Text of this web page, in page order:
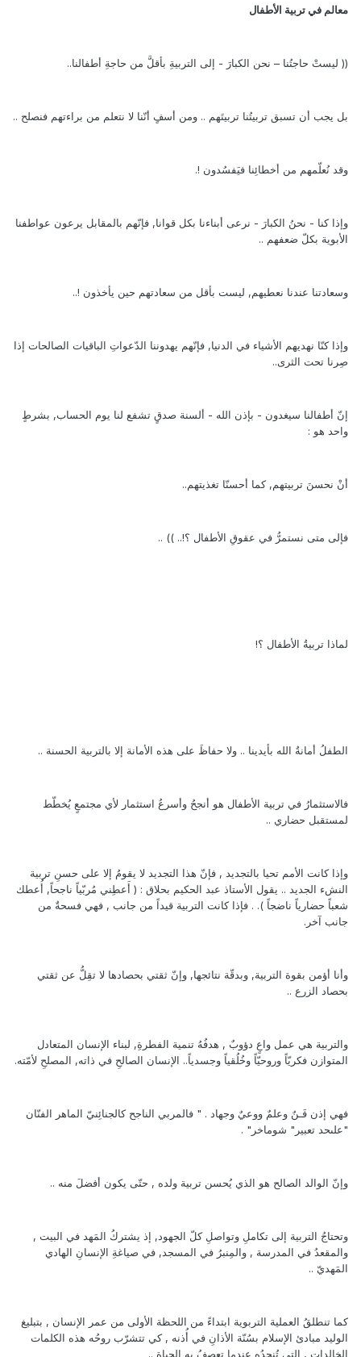
معالم في تربية الأطفال
(( ليستْ حاجتُنا – نحن الكبارَ - إلى التربيةِ بأقلَّ من حاجةِ أطفالنا..
بل يجب أن تسبق تربيتُنا تربيتَهم .. ومن أسفٍ أنّنا لا نتعلم من براءتهم فنصلح ..
وقد نُعلّمهم من أخطائِنا فيَفسُدون !.
وإذا كنا - نحنُ الكبارَ - نرعى أبناءنا بكل قوانا, فإنّهم بالمقابل يرعون عواطفنا
الأبوية بكلّ ضعفهم ..
وسعادتنا عندنا نعطيهم, ليست بأقل من سعادتهم حين يأخذون !..
وإذا كنّا نهديهم الأشياء في الدنيا, فإنّهم يهدوننا الدّعواتِ الباقيات الصالحات إذا
صِرنا تحت الثرى..
إنّ أطفالنا سيغدون - بإذن الله - ألسنة صدقٍ تشفع لنا يوم الحساب, بشرطٍ
واحد هو :
أنْ نحسنَ تربيتهم, كما أحسنّا تغذيتهم..
فإلى متى نستمرُّ في عقوقِ الأطفال ؟!.. )) ..
لماذا تربيةُ الأطفال ؟!
الطفلُ أمانةُ الله بأيدينا .. ولا حفاظَ على هذه الأمانة إلا بالتربية الحسنة ..
فالاستثمارُ في تربية الأطفال هو أنجحُ وأسرعُ استثمار لأي مجتمعٍ يُخطّط
لمستقبل حضاري ..
وإذا كانت الأمم تحيا بالتجديد , فإنّ هذا التجديد لا يقومُ إلا على حسنِ تربية
النشء الجديد .. يقول الأستاذ عبد الحكيم بحلاق : ( أَعطِني مُربّياً ناجحاً, أُعطك
شعباً حضارياً ناضجاً ). . فإذا كانت التربية قيداً من جانب , فهي فسحةٌ من
جانب آخر.
وأنا أؤمن بقوة التربية, وبدقّة نتائجها, وإنّ ثقتي بحصادها لا تقِلُّ عن ثقتي
بحصاد الزرع ..
والتربية هي عمل واعٍ دؤوبٌ , هدفُهُ تنمية الفطرةِ, لبناء الإنسان المتعادل
المتوازن فكريّاً وروحيّاً وخُلُقياً وجسدياً.. الإنسان الصالحِ في ذاته, المصلحِ لأمّته.
فهي إذن فَـنٌ وعلمٌ ووعيٌ وجهاد . " فالمربي الناجح كالجنائِنيّ الماهر الفنّان
"علىحد تعبير" شوماخر" .
وإنّ الوالد الصالح هو الذي يُحسن تربية ولده , حتّى يكون أفضلَ منه ..
وتحتاجُ التربية إلى تكاملِ وتواصلِ كلّ الجهود, إذ يشتركُ المَهد في البيت ,
والمقعدُ في المدرسة , والمِنبرُ في المسجد, في صياغةِ الإنسانِ الهادي
المَهديّ ..
كما تنطلقُ العملية التربوية ابتداءً من اللحظة الأولى من عمر الإنسان , بتبليغ
الوليد مبادئ الإسلام بسُنّة الأذانِ في أُذنه , كي تتشرّب روحُه هذه الكلمات
الخالدات , التي تُنجدُه عندما تعصفُ به الحياة ..